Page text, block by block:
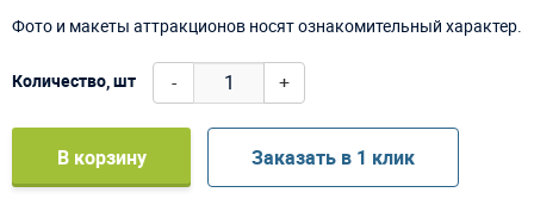
Фото и макеты аттракционов носят ознакомительный характер.
Количество, шт - +
В корзину Заказать в 1 клик